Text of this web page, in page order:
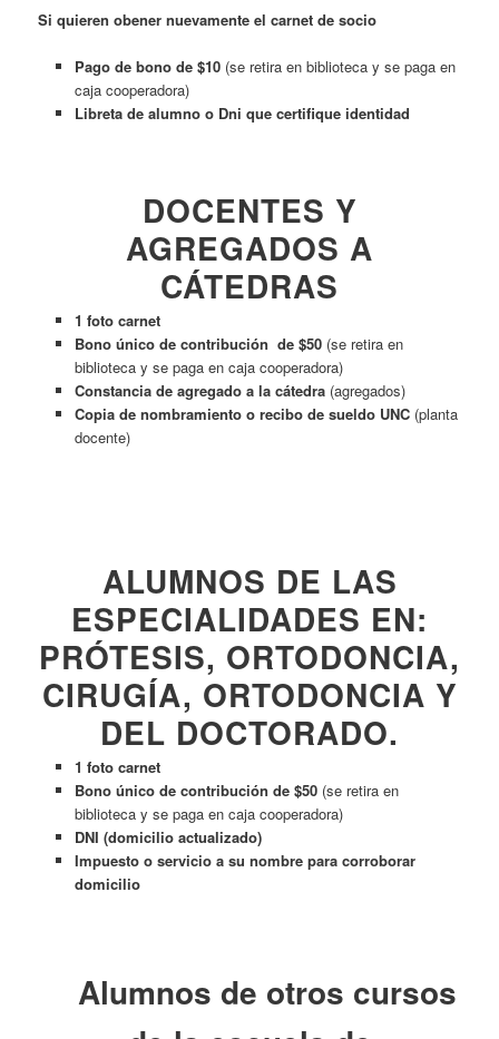
Si quieren obener nuevamente el carnet de socio
Pago de bono de $10(se retira en biblioteca y se paga en
caja cooperadora)
Libreta de alumno o Dni que certifique identidad
DOCENTES Y
AGREGADOS A
CÁTEDRAS
1 foto carnet
Bono único de contribución de $50 (se retira en
biblioteca y se paga en caja cooperadora)
Constancia de agregado a la cátedra (agregados)
Copia de nombramiento o recibo de sueldo UNC (planta
docente)
ALUMNOS DE LAS
ESPECIALIDADES EN:
PRÓTESIS, ORTODONCIA,
CIRUGÍA, ORTODONCIA Y
DEL DOCTORADO.
1 foto carnet
Bono único de contribución de $50 (se retira en
biblioteca y se paga en caja cooperadora)
DNI (domicilio actualizado)
Impuesto o servicio a su nombre para corroborar
domicilio
Alumnos de otros cursos